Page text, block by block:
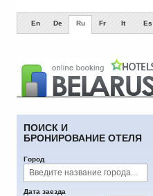
En De Ru Fr It Es
ПОИСК И
БРОНИРОВАНИЕ ОТЕЛЯ
Город
Дата заезда